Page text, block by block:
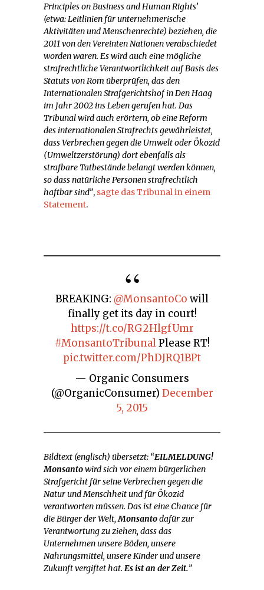
Principles on Business and Human Rights’
(etwa: Leitlinien für unternehmerische
Aktivitäten und Menschenrechte) beziehen, die
2011 von den Vereinten Nationen verabschiedet
worden waren. Es wird auch eine mögliche
strafrechtliche Verantwortlichkeit auf Basis des
Statuts von Rom überprüfen, das den
Internationalen Strafgerichtshof in Den Haag
im Jahr 2002 ins Leben gerufen hat. Das
Tribunal wird auch erörtern, ob eine Reform
des internationalen Strafrechts gewährleistet,
dass Verbrechen gegen die Umwelt oder Ökozid
(Umweltzerstörung) dort ebenfalls als
strafbare Tatbestände belangt werden können,
so dass natürliche Personen strafrechtlich
haftbar sind”, sagte das Tribunal in einem
Statement.
BREAKING: @MonsantoCo will
finally get its day in court!
https://t.co/RG2HlgfUmr
#MonsantoTribunalPlease RT!
pic.twitter.com/PhDJRQ1BPt
— Organic Consumers
(@OrganicConsumer) December
5, 2015
Bildtext (englisch) übersetzt: “EILMELDUNG!
Monsantowird sich vor einem bürgerlichen
Strafgericht für seine Verbrechen gegen die
Natur und Menschheit und für Ökozid
verantworten müssen. Das ist eine Chance für
die Bürger der Welt,Monsantodafür zur
Verantwortung zu ziehen, dass das
Unternehmen unsere Böden, unsere
Nahrungsmittel, unsere Kinder und unsere
Zukunft vergiftet hat. Es ist an der Zeit.”